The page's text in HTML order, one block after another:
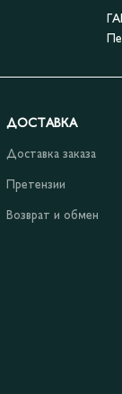
ДОСТАВКА
Доставка заказа
Претензии
Возврат и обмен